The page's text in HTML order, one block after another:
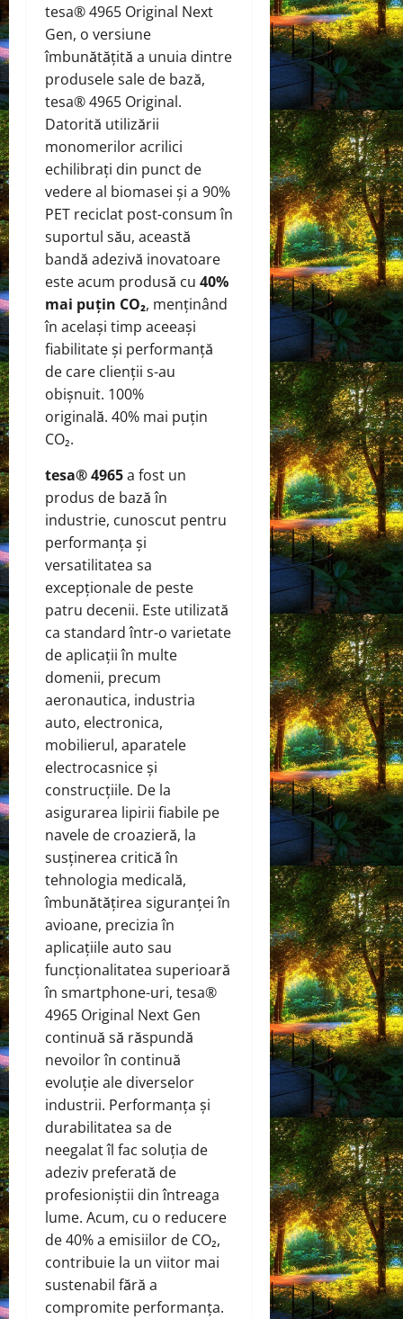
tesa® 4965 Original Next
Gen, o versiune
îmbunătățită a unuia dintre
produsele sale de bază,
tesa® 4965 Original.
Datorită utilizării
monomerilor acrilici
echilibrați din punct de
vedere al biomasei și a 90%
PET reciclat post-consum în
suportul său, această
bandă adezivă inovatoare
este acum produsă cu 40%
mai puțin CO₂, menținând
în același timp aceeași
fiabilitate și performanță
de care clienții s-au
obișnuit. 100%
originală. 40% mai puțin
CO₂.
tesa® 4965a fost un
produs de bază în
industrie, cunoscut pentru
performanța și
versatilitatea sa
excepționale de peste
patru decenii. Este utilizată
ca standard într-o varietate
de aplicații în multe
domenii, precum
aeronautica, industria
auto, electronica,
mobilierul, aparatele
electrocasnice și
construcțiile. De la
asigurarea lipirii fiabile pe
navele de croazieră, la
susținerea critică în
tehnologia medicală,
îmbunătățirea siguranței în
avioane, precizia în
aplicațiile auto sau
funcționalitatea superioară
în smartphone-uri, tesa®
4965 Original Next Gen
continuă să răspundă
nevoilor în continuă
evoluție ale diverselor
industrii. Performanța și
durabilitatea sa de
neegalat îl fac soluția de
adeziv preferată de
profesioniștii din întreaga
lume. Acum, cu o reducere
de 40% a emisiilor de CO₂,
contribuie la un viitor mai
sustenabil fără a
compromite performanța.